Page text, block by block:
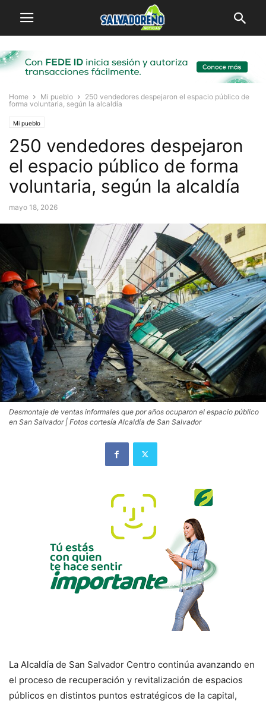
Home Mi pueblo
250 vendedores despejaron el espacio público de
forma voluntaria, según la alcaldía
Mi pueblo
250 vendedores despejaron
el espacio público de forma
voluntaria, según la alcaldía
mayo 18, 2026
Desmontaje de ventas informales que por años ocuparon el espacio público
en San Salvador | Fotos cortesía Alcaldía de San Salvador
La Alcaldía de San Salvador Centro continúa avanzando en
el proceso de recuperación y revitalización de espacios
públicos en distintos puntos estratégicos de la capital,